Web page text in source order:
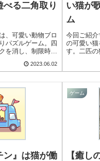
る二角取り
、可愛い動物ブロ
パズルゲーム。四
を消し、制限時間
2023.06.02
い猫が
ム
今回ご紹
の可愛い
す。二匹
させてい
ン』は猫が働
ゲーム
【癒し